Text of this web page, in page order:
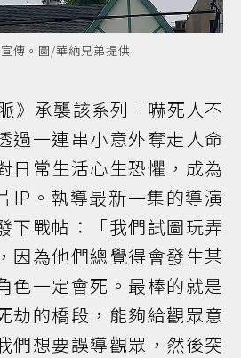
傳。圖/華納兄弟提供
》承襲該系列「嚇死人不
過一連串小意外奪走人命
日常生活心生恐懼，成為
IP。執導最新一集的導演
下戰帖：「我們試圖玩弄
因為他們總覺得會發生某
色一定會死。最棒的就是
劫的橋段，能夠給觀眾意
們想要誤導觀眾，然後突